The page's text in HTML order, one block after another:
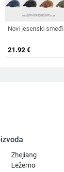
oboda, šešir za
Novi jesenski
21.92€
Zhejiang
Ležerno